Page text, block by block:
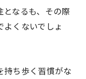
なるも、その際
くないでしょ
持ち歩く習慣がな